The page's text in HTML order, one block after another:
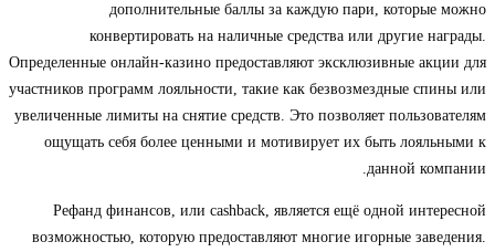
дополнительные баллы за каждую пари, которые можно
конвертировать на наличные средства или другие награды.
Определенные онлайн-казино предоставляют эксклюзивные акции для
участников программ лояльности, такие как безвозмездные спины или
увеличенные лимиты на снятие средств. Это позволяет пользователям
ощущать себя более ценными и мотивирует их быть лояльными к
данной компании.
Рефанд финансов, или cashback, является ещё одной интересной
возможностью, которую предоставляют многие игорные заведения.